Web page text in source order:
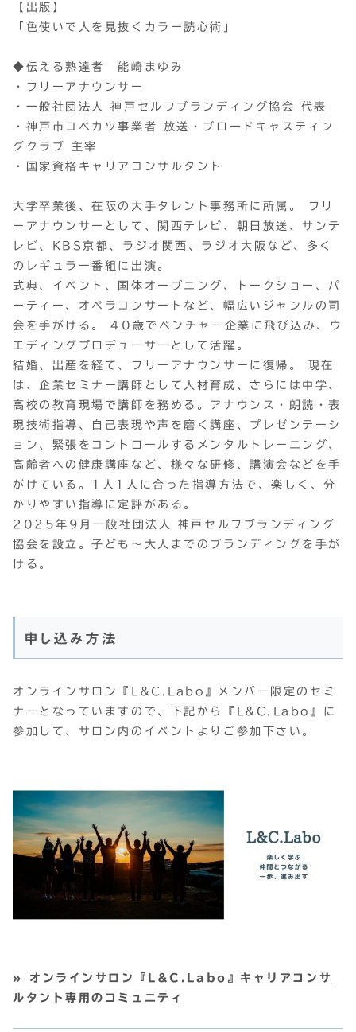
【出版】
「色使いで人を見抜くカラー読心術」
◆伝える熟達者 能崎まゆみ
・フリーアナウンサー
・一般社団法人 神戸セルフブランディング協会 代表
・神戸市コベカツ事業者 放送・ブロードキャスティン
グクラブ 主宰
・国家資格キャリアコンサルタント
大学卒業後、在阪の大手タレント事務所に所属。 フリ
ーアナウンサーとして、関西テレビ、朝日放送、サンテ
レビ、KBS京都、ラジオ関西、ラジオ大阪など、多く
のレギュラー番組に出演。
式典、イベント、国体オープニング、トークショー、パ
ーティー、オペラコンサートなど、幅広いジャンルの司
会を手がける。 40歳でベンチャー企業に飛び込み、ウ
エディングプロデューサーとして活躍。
結婚、出産を経て、フリーアナウンサーに復帰。 現在
は、企業セミナー講師として人材育成、さらには中学、
高校の教育現場で講師を務める。アナウンス・朗読・表
現技術指導、自己表現や声を磨く講座、プレゼンテーシ
ョン、緊張をコントロールするメンタルトレーニング、
高齢者への健康講座など、様々な研修、講演会などを手
がけている。1人1人に合った指導方法で、楽しく、分
かりやすい指導に定評がある。
2025年9月一般社団法人 神戸セルフブランディング
協会を設立。子ども〜大人までのブランディングを手が
ける。
申し込み方法
オンラインサロン『L&C.Labo』メンバー限定のセミ
ナーとなっていますので、下記から『L&C.Labo』に
参加して、サロン内のイベントよりご参加下さい。
» オンラインサロン『L&C.Labo』キャリアコンサ
ルタント専用のコミュニティ